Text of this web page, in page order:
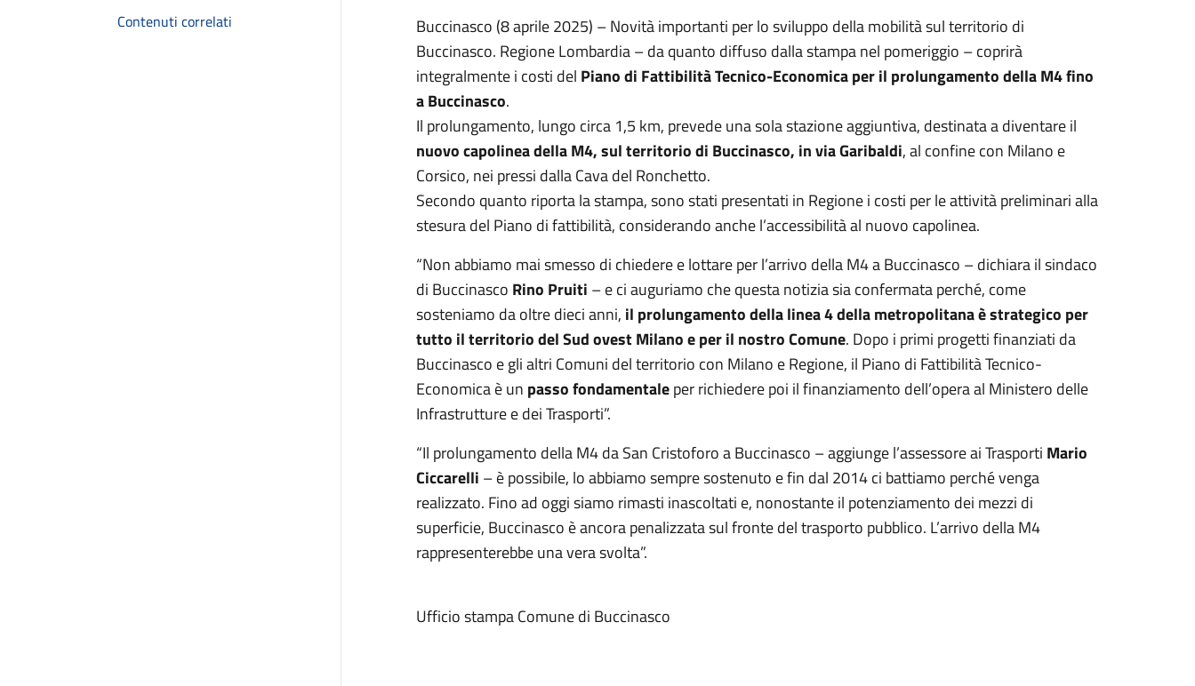
Contenuti correlati
Buccinasco (8 aprile 2025) – Novità importanti per lo sviluppo della mobilità sul territorio di
Buccinasco. Regione Lombardia – da quanto diffuso dalla stampa nel pomeriggio – coprirà
integralmente i costi del Piano di Fattibilità Tecnico-Economica per il prolungamento della M4 fino
a Buccinasco.
Il prolungamento, lungo circa 1,5 km, prevede una sola stazione aggiuntiva, destinata a diventare il
nuovo capolinea della M4, sul territorio di Buccinasco, in via Garibaldi, al confine con Milano e
Corsico, nei pressi dalla Cava del Ronchetto.
Secondo quanto riporta la stampa, sono stati presentati in Regione i costi per le attività preliminari alla
stesura del Piano di fattibilità, considerando anche l’accessibilità al nuovo capolinea.
“Non abbiamo mai smesso di chiedere e lottare per l’arrivo della M4 a Buccinasco – dichiara il sindaco
di Buccinasco Rino Pruiti – e ci auguriamo che questa notizia sia confermata perché, come
sosteniamo da oltre dieci anni, il prolungamento della linea 4 della metropolitana è strategico per
tutto il territorio del Sud ovest Milano e per il nostro Comune. Dopo i primi progetti finanziati da
Buccinasco e gli altri Comuni del territorio con Milano e Regione, il Piano di Fattibilità Tecnico-
Economica è un passo fondamentaleper richiedere poi il finanziamento dell’opera al Ministero delle
Infrastrutture e dei Trasporti”.
“Il prolungamento della M4 da San Cristoforo a Buccinasco – aggiunge l’assessore ai Trasporti Mario
Ciccarelli – è possibile, lo abbiamo sempre sostenuto e fin dal 2014 ci battiamo perché venga
realizzato. Fino ad oggi siamo rimasti inascoltati e, nonostante il potenziamento dei mezzi di
superficie, Buccinasco è ancora penalizzata sul fronte del trasporto pubblico. L’arrivo della M4
rappresenterebbe una vera svolta”.
Ufficio stampa Comune di Buccinasco